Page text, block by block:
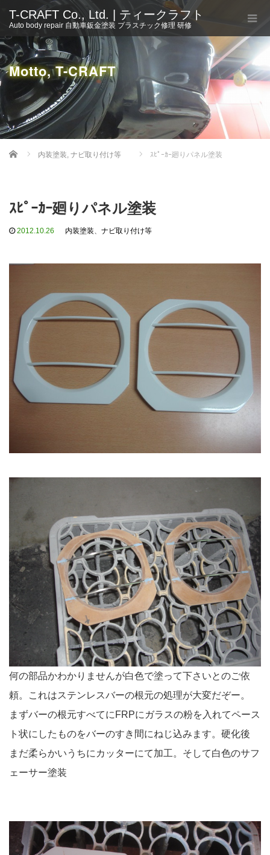
T-CRAFT Co., Ltd. | ティークラフト
Auto body repair 自動車鈑金塗装 プラスチック修理 研修
Motto, T-CRAFT
Home 内装塗装, ナビ取り付け等 ｽﾋﾟｰｶｰ廻りパネル塗装
ｽﾋﾟｰｶｰ廻りパネル塗装
2012.10.26 内装塗装、 ナビ取り付け等
何の部品かわかりませんが白色で塗って下さいとのご依
頼。これはステンレスバーの根元の処理が大変だぞー。
まずバーの根元すべてにFRPにガラスの粉を入れてペース
ト状にしたものをバーのすき間にねじ込みます。硬化後
まだ柔らかいうちにカッターにて加工。そして白色のサフ
ェーサー塗装